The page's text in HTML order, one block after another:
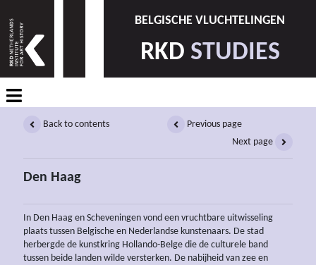
BELGISCHE VLUCHTELINGEN
RKD STUDIES
Back to contents
Previous page
Next page
Den Haag
In Den Haag en Scheveningen vond een vruchtbare uitwisseling
plaats tussen Belgische en Nederlandse kunstenaars. De stad
herbergde de kunstkring Hollando-Belge die de culturele band
tussen beide landen wilde versterken. De nabijheid van zee en